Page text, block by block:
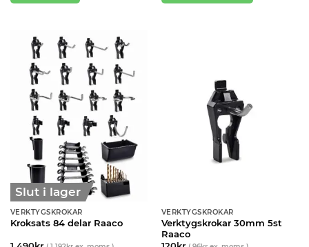
produkten
varianter.
olika
alternativen
väljas
produktsidan
Slut i lager
VERKTYGSKROKAR
Kroksats 84 delar Raaco
VERKTYGSKROKAR
Verktygskrokar 30mm 5st
Raaco